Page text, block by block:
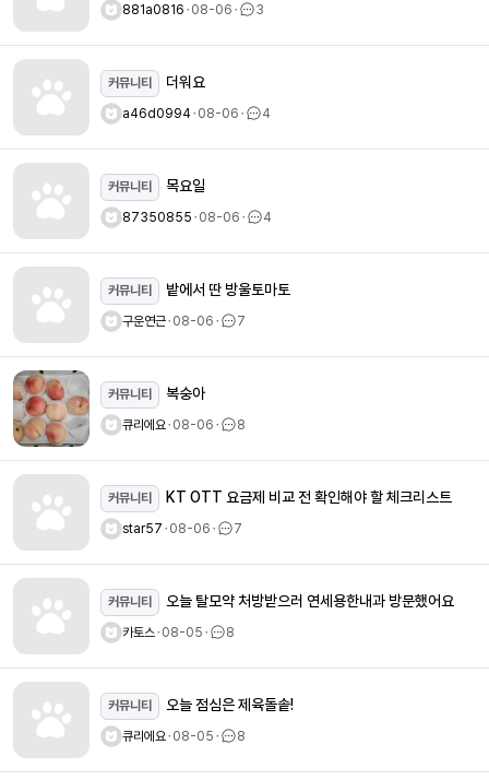
881a0816ㆍ08-06ㆍ 3
커뮤니티 더워요
a46d0994ㆍ08-06ㆍ 4
커뮤니티 목요일
87350855ㆍ08-06ㆍ 4
커뮤니티 밭에서 딴 방울토마토
구운연근ㆍ08-06ㆍ 7
커뮤니티 복숭아
큐리에요ㆍ08-06ㆍ 8
커뮤니티 KT OTT 요금제 비교 전 확인해야 할 체크리스트
star57ㆍ08-06ㆍ 7
커뮤니티 오늘 탈모약 처방받으러 연세용한내과 방문했어요
카토스ㆍ08-05ㆍ 8
커뮤니티 오늘 점심은 제육돌솥!
큐리에요ㆍ08-05ㆍ 8